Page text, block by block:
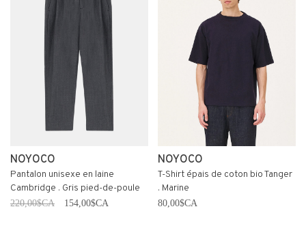
NOYOCO
Pantalon unisexe en laine
Cambridge . Gris pied-de-poule
220,00$CA 154,00$CA
NOYOCO
T-Shirt épais de coton bio Tanger
. Marine
80,00$CA